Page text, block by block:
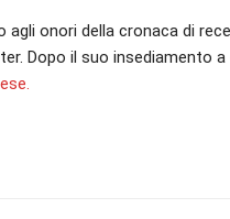
agli onori della cronaca di
Dopo il suo insediamento